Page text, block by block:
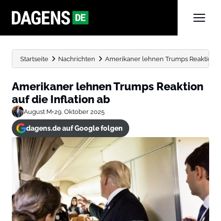
Startseite Nachrichten Amerikaner lehnen Trumps Reaktion
Amerikaner lehnen Trumps Reaktion
auf die Inflation ab
August M•29. Oktober 2025
dagens.de auf Google folgen